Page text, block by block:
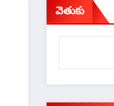
వెతుకు